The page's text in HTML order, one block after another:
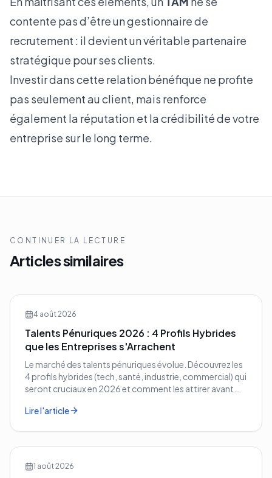
contente pas d’être un gestionnaire de
recrutement : il devient un véritable partenaire
stratégique pour ses clients.
Investir dans cette relation bénéfique ne profite
pas seulement au client, mais renforce
également la réputation et la crédibilité de votre
entreprise sur le long terme.
CONTINUER LA LECTURE
Articles similaires
4 août 2026
Talents Pénuriques 2026 : 4 Profils Hybrides
que les Entreprises s'Arrachent
Le marché des talents pénuriques évolue. Découvrez les
4 profils hybrides (tech, santé, industrie, commercial) qui
seront cruciaux en 2026 et comment les attirer avant
Lire l'article
1 août 2026